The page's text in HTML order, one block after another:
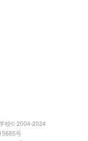
校© 2004-2024
号